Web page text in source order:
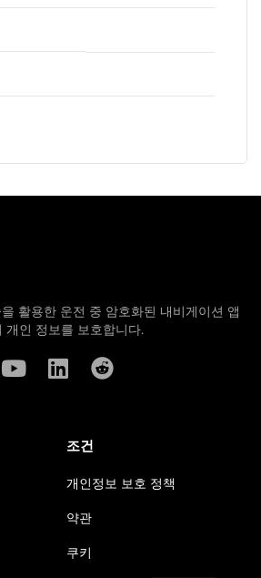
활용한 운전 중 암호화된 내비게이션 앱
개인 정보를 보호합니다.
조건
개인정보 보호 정책
약관
쿠키